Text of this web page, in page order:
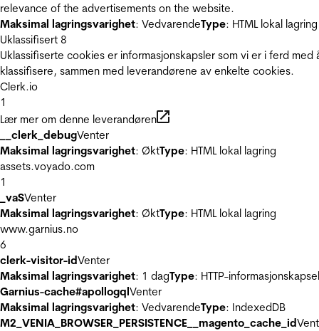
relevance of the advertisements on the website.
Maksimal lagringsvarighet: VedvarendeType: HTML lokal lagring
Uklassifisert 8
Uklassifiserte cookies er informasjonskapsler som vi er i ferd med
klassifisere, sammen med leverandørene av enkelte cookies.
Clerk.io
1
Lær mer om denne leverandøren
__clerk_debugVenter
Maksimal lagringsvarighet: ØktType: HTML lokal lagring
assets.voyado.com
1
_vaSVenter
Maksimal lagringsvarighet: ØktType: HTML lokal lagring
www.garnius.no
6
clerk-visitor-idVenter
Maksimal lagringsvarighet: 1 dagType: HTTP-informasjonskapsel
Garnius-cache#apollogqlVenter
Maksimal lagringsvarighet: VedvarendeType: IndexedDB
M2_VENIA_BROWSER_PERSISTENCE__magento_cache_id